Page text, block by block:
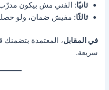
ثانيًا: الفني مش بيكون
ثالثًا: مفيش ضمان، ولو
في المقابل، المعتمدة
سريعة.